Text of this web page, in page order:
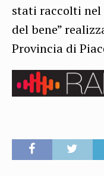
stati raccolti nel
del bene”
Provincia di